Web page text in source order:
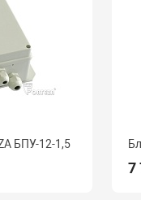
БПУ-12-1,5
7